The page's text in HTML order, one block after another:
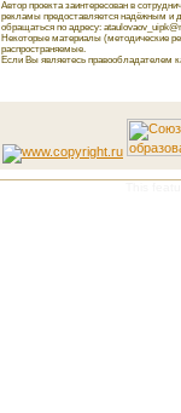
Автор проекта заинтересован в
рекламы предоставляется надёжным и
обращаться по адресу:
Некоторые материалы (методические
распространяемые.
Если Вы являетесь правообладателем